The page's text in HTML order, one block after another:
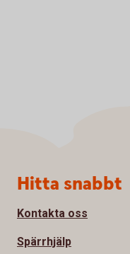
Sidfot
Hitta snabbt
Kontakta oss
Spärrhjälp